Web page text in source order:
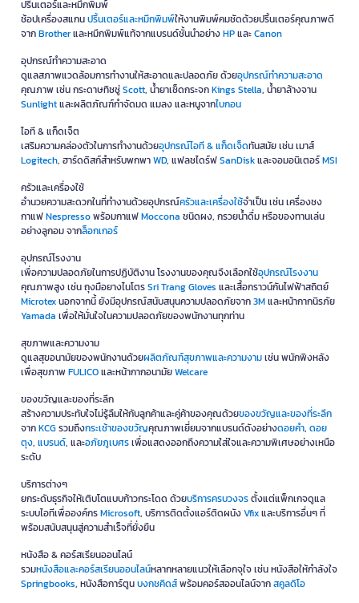
ปริ้นเตอร์และหมึกพิมพ์
ช้อปเครื่องสแกนปริ้นเตอร์และหมึกพิมพ์ให้งานพิมพ์คมชัดด้วยปริ้นเตอร์คุณภาพดี
จากBrotherและหมึกพิมพ์แท้จากแบรนด์ชั้นนำอย่างHPและCanon
อุปกรณ์ทำความสะอาด
ดูแลสภาพแวดล้อมการทำงานให้สะอาดและปลอดภัย ด้วยอุปกรณ์ทำความสะอาด
คุณภาพ เช่น กระดาษทิชชู่Scott, น้ำยาเช็ดกระจกKings Stella, น้ำยาล้างจาน
Sunlightและผลิตภัณฑ์กำจัดมด แมลง และหนูจากไบกอน
ไอที & แก็ดเจ็ต
เสริมความคล่องตัวในการทำงานด้วยอุปกรณ์ไอที & แก็ดเจ็ดทันสมัย เช่น เมาส์
Logitech, ฮาร์ดดิสก์สำหรับพกพาWD, แฟลชไดร์ฟSanDiskและจอมอนิเตอร์MSI
ครัวและเครื่องใช้
อำนวยความสะดวกในที่ทำงานด้วยอุปกรณ์ครัวและเครื่องใช้จำเป็น เช่น เครื่องชง
กาแฟNespressoพร้อมกาแฟMoccona ชนิดผง, กรวยน้ำดื่ม หรือของทานเล่น
อย่างลูกอม จากล็อกเกอร์
อุปกรณ์โรงงาน
เพื่อความปลอดภัยในการปฏิบัติงาน โรงงานของคุณจึงเลือกใช้อุปกรณ์โรงงาน
คุณภาพสูง เช่น ถุงมือยางไนโตรSri Trang Gloves และเสื้อกราวน์กันไฟฟ้าสถิตย์
Microtexนอกจากนี้ ยังมีอุปกรณ์สนับสนุนความปลอดภัยจาก3Mและหน้ากากนิรภัย
Yamada เพื่อให้มั่นใจในความปลอดภัยของพนักงานทุกท่าน
สุขภาพและความงาม
ดูแลสุขอนามัยของพนักงานด้วยผลิตภัณฑ์สุขภาพและความงามเช่น พนักพิงหลัง
เพื่อสุขภาพFULICOและหน้ากากอนามัยWelcare
ของขวัญและของที่ระลึก
สร้างความประทับใจไม่รู้ลืมให้กับลูกค้าและคู่ค้าของคุณด้วยของขวัญและของที่ระลึก
จากKCGรวมถึงกระเช้าของขวัญคุณภาพเยี่ยมจากแบรนด์ดังอย่างดอยคำ, ดอย
ตุง, แบรนด์, และอภัยภูเบศรเพื่อแสดงออกถึงความใส่ใจและความพิเศษอย่างเหนือ
ระดับ
บริการต่างๆ
ยกระดับธุรกิจให้เติบโตแบบก้าวกระโดด ด้วยบริการครบวงจรตั้งแต่แพ็กเกจดูแล
ระบบไอทีเพื่อองค์กรMicrosoft, บริการติดตั้งแอร์ติดผนังVfixและบริการอื่นๆ ที่
พร้อมสนับสนุนสู่ความสำเร็จที่ยั่งยืน
หนังสือ & คอร์สเรียนออนไลน์
รวมหนังสือและคอร์สเรียนออนไลน์หลากหลายแนวให้เลือกจุใจ เช่น หนังสือให้กำลังใจ
Springbooks, หนังสือการ์ตูนบงกชคิดส์พร้อมคอร์สออนไลน์จากสคูลดิโอ